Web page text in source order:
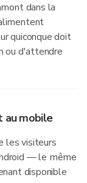
dans la
quiconque doit
ou d'attendre
au mobile
les visiteurs
— le même
disponible